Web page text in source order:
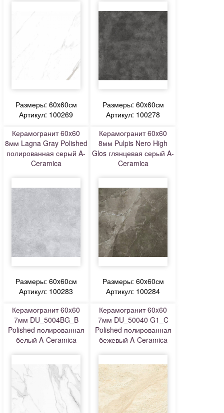
Размеры: 60x60см
Артикул: 100269
Размеры: 60x60см
Артикул: 100278
Керамогранит 60x60
8мм Lagna Gray Polished
полированная серый A-
Ceramica
Размеры: 60x60см
Артикул: 100283
Керамогранит 60x60
8мм Pulpis Nero High
Glos глянцевая серый A-
Ceramica
Размеры: 60x60см
Артикул: 100284
Керамогранит 60x60
7мм DU_5004BG_B
Polished полированная
белый A-Ceramica
Керамогранит 60x60
7мм DU_50040 G1_C
Polished полированная
бежевый A-Ceramica